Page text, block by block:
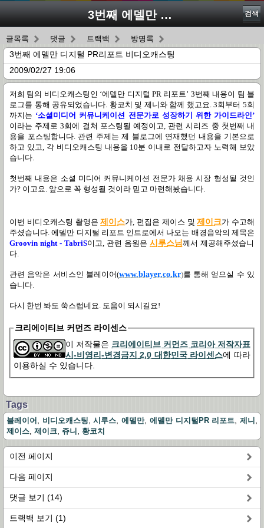
3번째 에델만 디지털 PR리포트 비디오캐스팅 검색
글목록 댓글 트랙백 방명록
3번째 에델만 디지털 PR리포트 비디오캐스팅
2009/02/27 19:06
저희 팀의 비디오캐스팅인 ‘에델만 디지털 PR 리포트’ 3번째 내용이 팀 블
로그를 통해 공유되었습니다. 황코치 및 제니와 함께 했고요. 3회부터 5회
까지는 ‘소셜미디어 커뮤니케이션 전문가로 성장하기 위한 가이드라인’
이라는 주제로 3회에 걸쳐 포스팅될 예정이고, 관련 시리즈 중 첫번째 내
용을 포스팅합니다. 관련 주제는 제 블로그에 연재했던 내용을 기본으로
하고 있고, 각 비디오캐스팅 내용을 10분 이내로 전달하고자 노력해 보았
습니다.
첫번째 내용은 소셜 미디어 커뮤니케이션 전문가 채용 시장 형성될 것인
가? 이고요. 앞으로 꼭 형성될 것이라 믿고 마련해봤습니다.
이번 비디오캐스팅 촬영은제이스가, 편집은 제이스 및제이크가 수고해
주셨습니다.에델만 디지털 리포트 인트로에서 나오는 배경음악의 제목은
Groovin night - TabriS이고, 관련 음원은 시 루스님께서 제공해주셨습니
다.
관련 음악은 서비스인 블레이어(www.blayer.co.kr)를 통해 얻으실 수 있
습니다.
다시 한번 봐도 쑥스럽네요. 도움이 되시길요!
크리에이티브 커먼즈 라이센스
이 저작물은 크리에이티브 커먼즈 코리아 저작자표
시-비영리-변경금지 2.0 대한민국 라이센스에 따라
이용하실 수 있습니다.
Tags
블레이어 비디오캐스팅 ,시루스 ,에델만, 에델만 디지털PR 리포트 ,제니
제이스 제이크 쥬니 황코치
이전 페이지
다음 페이지
댓글 보기 (14)
트랙백 보기 (1)